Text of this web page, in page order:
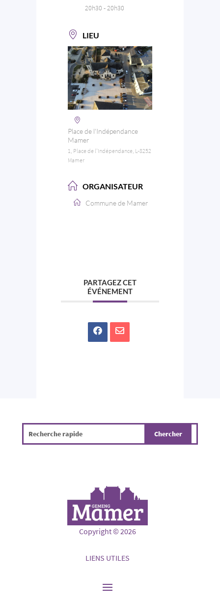
20h30 - 20h30
LIEU
Place de l'Indépendance
Mamer
1, Place de l'Indépendance, L-8252
Mamer
ORGANISATEUR
Commune de Mamer
PARTAGEZ CET
ÉVÉNEMENT
Copyright © 2026
LIENS UTILES